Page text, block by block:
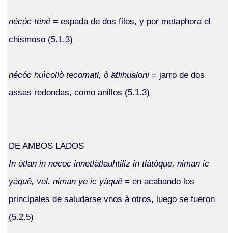
nécóc tënê = espada de dos filos, y por metaphora el
chismoso (5.1.3)
nécóc huìcollò tecomatl, ò ätlihualoni = jarro de dos
assas redondas, como anillos (5.1.3)
DE AMBOS LADOS
In ötlan in necoc innetlätlauhtiliz in tlàtòque, niman ic
yàquê, vel. niman ye ic yàquê = en acabando los
principales de saludarse vnos à otros, luego se fueron
(5.2.5)